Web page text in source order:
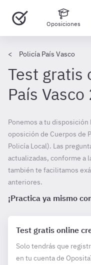
Oposiciones
Policía País Vasco
Test gratis
País
Ponemos a tu
oposición de Cuerpos de
Policía Local). Las
actualizadas, conforme a
también te facilitamos
anteriores.
¡Practica ya mismo
Test gratis online
Solo tendrás que
en tu cuenta de